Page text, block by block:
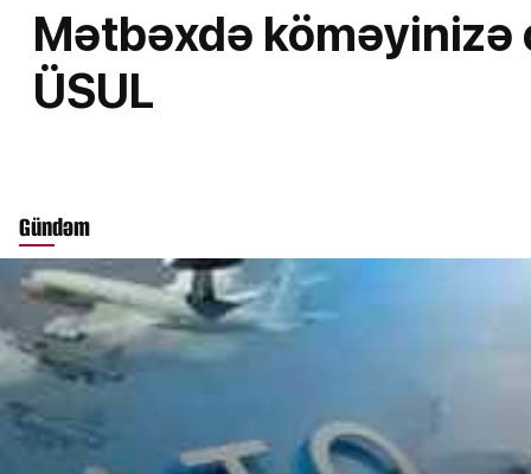
Mətbəxdə köməyinizə
ÜSUL
Gündəm